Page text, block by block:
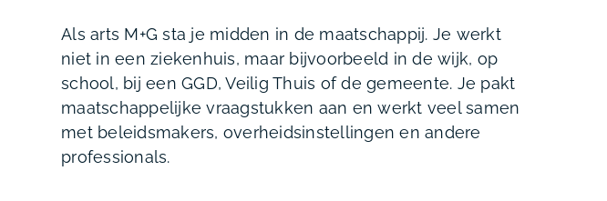
Als arts M+G sta je midden in de maatschappij. Je werkt
niet in een ziekenhuis, maar bijvoorbeeld in de wijk, op
school, bij een GGD, Veilig Thuis of de gemeente. Je pakt
maatschappelijke vraagstukken aan en werkt veel samen
met beleidsmakers, overheidsinstellingen en andere
professionals.